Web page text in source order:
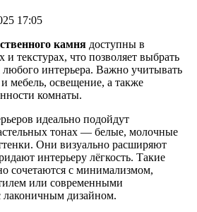
17:05
камня доступны в
и текстурах, что позволяет выбрать
интерьера. Важно учитывать
мебель, освещение, а также
комнаты.
идеально подойдут
тонах — белые, молочные
Они визуально расширяют
интерьеру лёгкость. Такие
сочетаются с минимализмом,
или современными
лаконичным дизайном.